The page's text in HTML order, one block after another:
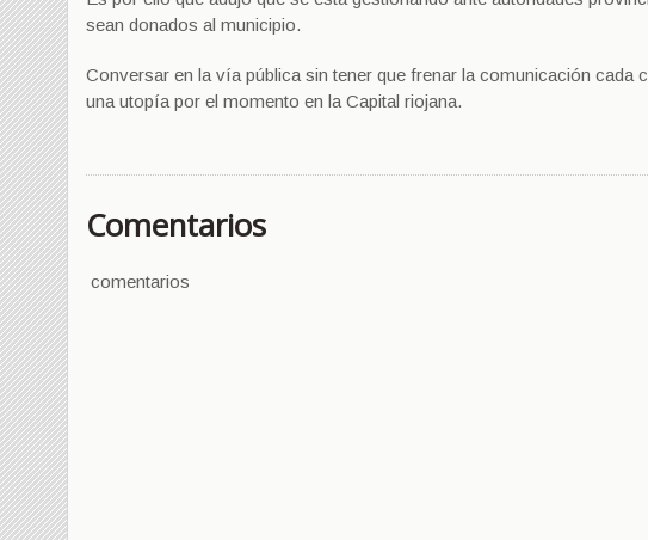
sean donados al municipio.
Conversar en la vía pública sin tener que frenar la comunicación cada
una utopía por el momento en la Capital riojana.
Comentarios
comentarios